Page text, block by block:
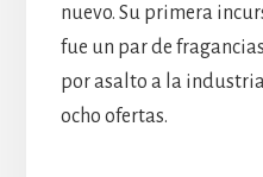
nuevo. Su primera
fue un par de
por asalto a la
ocho ofertas.